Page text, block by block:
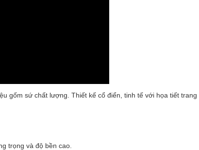
gốm sứ chất lượng. Thiết kế cổ điển, tinh tế với họa tiết
trọng và độ bền cao.